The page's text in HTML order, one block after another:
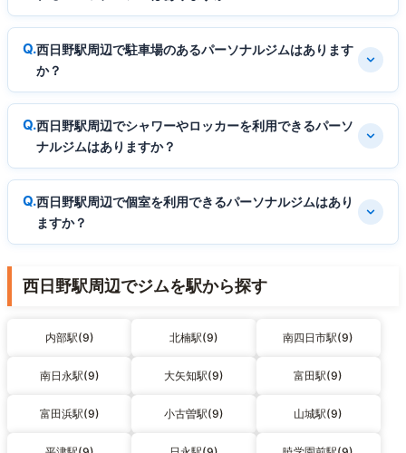
西日野駅周辺で駐車場のあるパーソナルジムはあります
か？
西日野駅周辺でシャワーやロッカーを利用できるパーソ
ナルジムはありますか？
西日野駅周辺で個室を利用できるパーソナルジムはあり
ますか？
西日野駅周辺でジムを駅から探す
内部駅(9) 北楠駅(9) 南四日市駅(9)
南日永駅(9) 大矢知駅(9) 富田駅(9)
富田浜駅(9) 小古曽駅(9) 山城駅(9)